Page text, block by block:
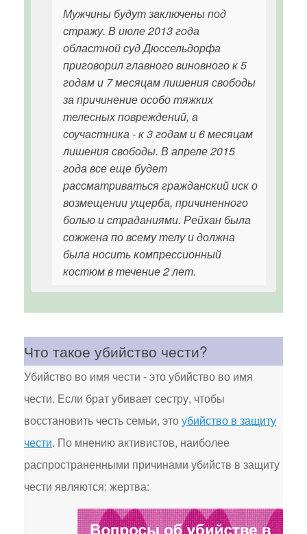
Мужчины будут заключены под
стражу. В июле 2013 года
областной суд Дюссельдорфа
приговорил главного виновного к 5
годам и 7 месяцам лишения свободы
за причинение особо тяжких
телесных повреждений, а
соучастника - к 3 годам и 6 месяцам
лишения свободы. В апреле 2015
года все еще будет
рассматриваться гражданский иск о
возмещении ущерба, причиненного
болью и страданиями. Рейхан была
сожжена по всему телу и должна
была носить компрессионный
костюм в течение 2 лет.
Что такое убийство чести?
Убийство во имя чести - это убийство во имя
чести. Если брат убивает сестру, чтобы
восстановить честь семьи, этоубийство в защиту
чести. По мнению активистов, наиболее
распространенными причинами убийств в защиту
чести являются: жертва: